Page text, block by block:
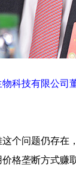
科技有限公司
问题仍存在
格垄断方式